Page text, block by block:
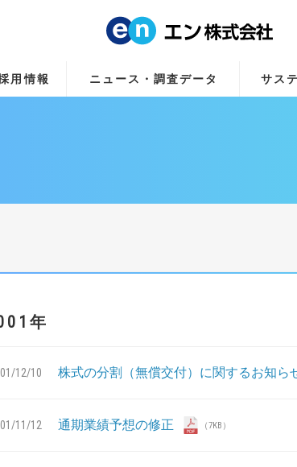
用情報 ニュース・調査データ サス
年
12/10 株式の分割（無償交付）に関するお知ら
11/12 通期業績予想の修正 （7KB）